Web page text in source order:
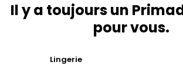
Il y a toujours un
pour vous.
Lingerie